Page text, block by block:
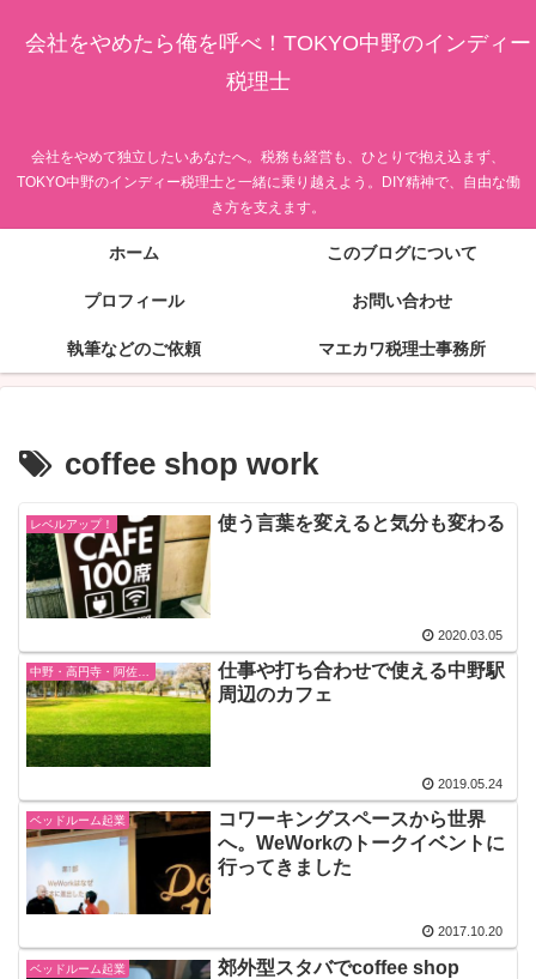
会社をやめたら俺を呼べ！TOKYO中野のインディー
税理士
会社をやめて独立したいあなたへ。税務も経営も、ひとりで抱え込まず、
TOKYO中野のインディー税理士と一緒に乗り越えよう。DIY精神で、自由な働
き方を支えます。
ホーム このブログについて
プロフィール お問い合わせ
執筆などのご依頼 マエカワ税理士事務所
coffee shop work
レベルアップ！ 使う言葉を変えると気分も変わる
2020.03.05
中野・高円寺・阿佐ヶ谷
仕事や打ち合わせで使える中野駅
周辺のカフェ
2019.05.24
ベッドルーム起業
コワーキングスペースから世界
へ。WeWorkのトークイベントに
行ってきました
2017.10.20
ベッドルーム起業
郊外型スタバでcoffee shop